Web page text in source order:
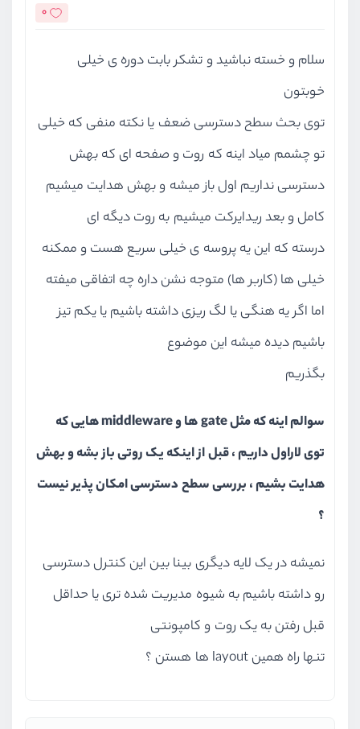
0
سلام و خسته نباشید و تشکر بابت دوره ی خیلی
خوبتون
توی بحث سطح دسترسی ضعف یا نکته منفی که خیلی
تو چشمم میاد اینه که روت و صفحه ای که بهش
دسترسی نداریم اول باز میشه و بهش هدایت میشیم
کامل و بعد ریدایرکت میشیم به روت دیگه ای
درسته که این یه پروسه ی خیلی سریع هست و ممکنه
خیلی ها (کاربر ها) متوجه نشن داره چه اتفاقی میفته
اما اگر یه هنگی یا لگ ریزی داشته باشیم یا یکم تیز
باشیم دیده میشه این موضوع
بگذریم
سوالم اینه که مثل gate ها و middleware هایی که
توی لاراول داریم ، قبل از اینکه یک روتی باز بشه و بهش
هدایت بشیم ، بررسی سطح دسترسی امکان پذیر نیست
؟
نمیشه در یک لایه دیگری بینا بین این کنترل دسترسی
رو داشته باشیم به شیوه مدیریت شده تری یا حداقل
قبل رفتن به یک روت و کامپونتی
تنها راه همین layout ها هستن ؟